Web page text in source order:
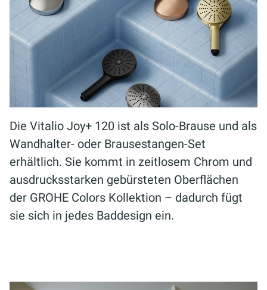
Die Vitalio Joy+ 120 ist als Solo-Brause und als
Wandhalter- oder Brausestangen-Set
erhältlich. Sie kommt in zeitlosem Chrom und
ausdrucksstarken gebürsteten Oberflächen
der GROHE Colors Kollektion – dadurch fügt
sie sich in jedes Baddesign ein.